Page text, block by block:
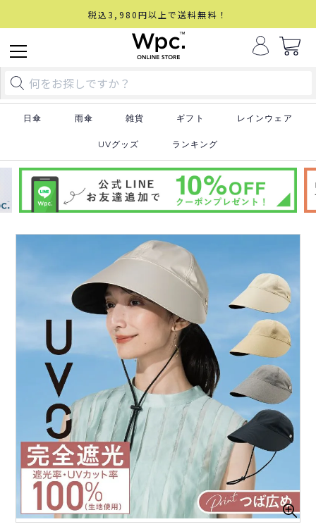
税込3,980円以上で送料無料！
日傘 雨傘 雑貨 ギフト レインウェア
UVグッズ ランキング